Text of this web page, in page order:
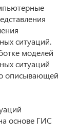
ситуаций.
моделей
ситуаций
описывающей
основе ГИС